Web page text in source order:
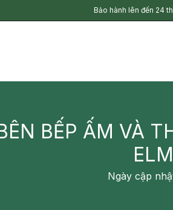
Bảo hành lên đến 24
BẾP ẤM VÀ
Ngày cập